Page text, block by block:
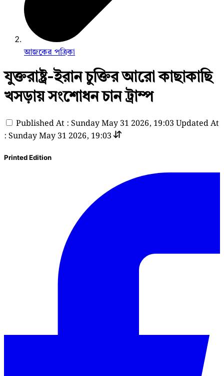
আজকের পত্রিকা
যুক্তরাষ্ট্র-ইরান চুক্তির আরো কাছাকাছি
খসড়ায় সংশোধন চান ট্রাম্প
Published At : Sunday May 31 2026, 19:03 Updated At
: Sunday May 31 2026, 19:03
Printed Edition